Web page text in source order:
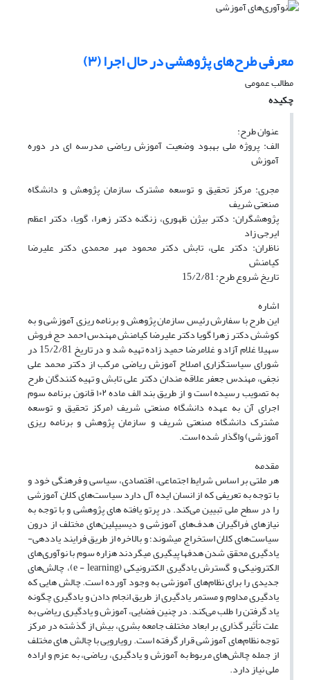
معرفی طرح‌های پژوهشی در حال اجرا (۳)
مطالب عمومی
چکیده
عنوان طرح:
الف: پروژه ملی بهبود وضعیت آموزش ریاضی مدرسه ای در دوره
آموزش
مجری: مرکز تحقیق و توسعه مشترک سازمان پژوهش و دانشگاه
صنعتی شریف
پژوهشگران: دکتر بیژن ظهوری، زنگنه دکتر زهرا، گویا، دکتر اعظم
ایرجی زاد
ناظران: دکتر علی، تابش دکتر محمود مهر محمدی دکتر علیرضا
کیامنش
تاریخ شروع طرح: 15/2/81
اشاره
این طرح با سفارش رئیس سازمان پژوهش و برنامه ریزی آموزشی و به
کوشش دکتر زهرا گویا دکتر علیرضا کیامنش مهندس احمد حج فروش
سهیلا غلام آزاد و غلامرضا حمید زاده تهیه شد و در تاریخ 15/2/81 در
شورای سیاستگزاری اصلاح آموزش ریاضی مرکب از دکتر محمد علی
نجفی، مهندس جعفر علاقه مندان دکتر علی تابش و تهیه کنندگان طرح
به تصویب رسیده است و از طریق بند الف ماده ۱۰۲ قانون برنامه سوم
اجرای آن به عهده دانشگاه صنعتی شریف (مرکز تحقیق و توسعه
مشترک دانشگاه صنعتی شریف و سازمان پژوهش و برنامه ریزی
آموزشی) واگذار شده است.
مقدمه
هر ملتی بر اساس شرایط اجتماعی، اقتصادی، سیاسی و فرهنگی خود و
با توجه به تعریفی که از انسان ایده آل دارد سیاست‌های کلان آموزشی
را در سطح ملی تبیین می‌کند. در پرتو یافته ‌های پژوهشی و با توجه به
نیاز‌های فراگیران هدف‌‌های آموزشی و دیسیپلین‌‌های مختلف از درون
سیاست‌‌های کلان استخراج میشوند؛ و بالاخره از طریق فرایند یاددهی-
یادگیری محقق شدن هدفها پیگیری میگردند هزاره سوم با نوآوری‌های
الکترونیکی و گسترش یادگیری الکترونیکی (e - learning)، چالش‌‌های
جدیدی را برای نظام‌‌های آموزشی به وجود آورده است. چالش ‌هایی که
یادگیری مداوم و مستمر یادگیری از طریق انجام دادن و یادگیری چگونه
یاد گرفتن را طلب می‌کند. در چنین فضایی، آموزش و یادگیری ریاضی به
علت تأثیر گذاری بر ابعاد مختلف جامعه بشری، بیش از گذشته در مرکز
توجه نظام‌‌های آموزشی قرار گرفته است. رویارویی با چالش ‌های مختلف
از جمله چالش‌های مربوط به آموزش و یادگیری، ریاضی، به عزم و اراده
ملی نیاز دارد.